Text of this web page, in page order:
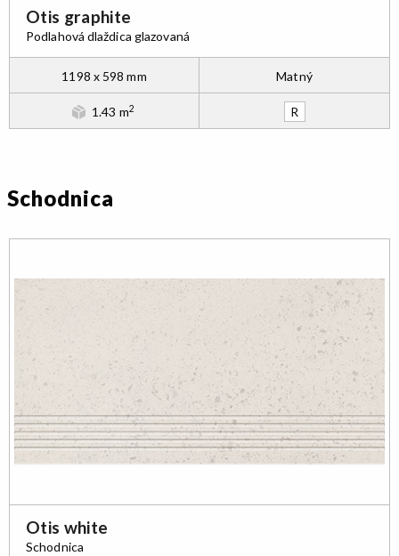
Otis graphite
Podlahová dlaždica glazovaná
1198 x 598 mm Matný
1.43 m2 R
Schodnica
Otis white
Schodnica